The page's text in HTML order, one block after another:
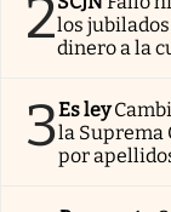
2los
dinero a la
3Es ley
la Suprema
por